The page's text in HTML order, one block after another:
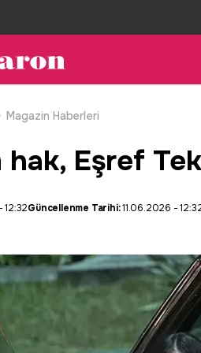
Magazin Haberleri
hak, Eşref
12:32Güncellenme Tarihi:11.06.2026 -